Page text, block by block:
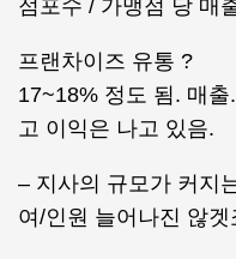
점포수 / 가맹점 당 매
프랜차이즈 유통 ?
17~18% 정도 됨. 매
고 이익은 나고 있음.
– 지사의 규모가 커지
여/인원 늘어나진 않겟